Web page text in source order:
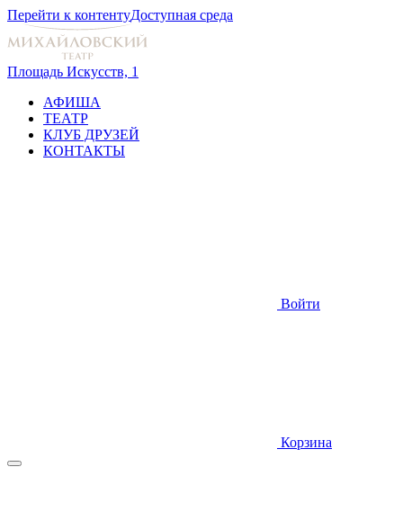
Перейти к контентуДоступная среда
Площадь Искусств, 1
АФИША
ТЕАТР
КЛУБ ДРУЗЕЙ
КОНТАКТЫ
Войти
Корзина